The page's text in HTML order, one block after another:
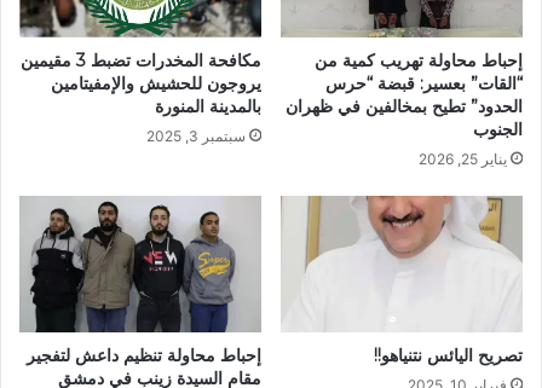
إحباط محاولة تهريب كمية من
“القات” بعسير: قبضة “حرس
الحدود” تطيح بمخالفين في ظهران
الجنوب
يناير 25, 2026
مكافحة المخدرات تضبط 3 مقيمين
يروجون للحشيش والإمفيتامين
بالمدينة المنورة
سبتمبر 3, 2025
تصريح اليائس نتنياهو!!
إحباط محاولة تنظيم داعش لتفجير
مقام السيدة زينب في دمشق